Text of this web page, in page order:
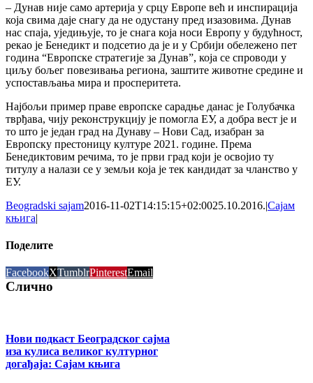
– Дунав није само артерија у срцу Европе већ и инспирација
која свима даје снагу да не одустану пред изазовима. Дунав
нас спаја, уједињује, то је снага која носи Европу у будућност,
рекао је Бенедикт и подсетио да је и у Србији обележено пет
година “Европске стратегије за Дунав”, која се спроводи у
циљу бољег повезивања региона, заштите животне средине и
успостављања мира и просперитета.
Најбољи пример праве европске сарадње данас је Голубачка
тврђава, чију реконструкцију је помогла ЕУ, а добра вест је и
то што је један град на Дунаву – Нови Сад, изабран за
Европску престоницу културе 2021. године. Према
Бенедиктовим речима, то је први град који је освојио ту
титулу а налази се у земљи која је тек кандидат за чланство у
ЕУ.
Beogradski sajam2016-11-02T14:15:15+02:0025.10.2016.|Сајам
књига|
Поделите
FacebookXTumblrPinterestEmail
Слично
Нови подкаст Београдског сајма
иза кулиса великог културног
догађаја: Сајам књига